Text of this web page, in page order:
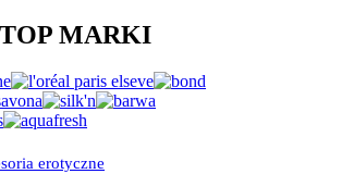
TOP MARKI
erotyczne